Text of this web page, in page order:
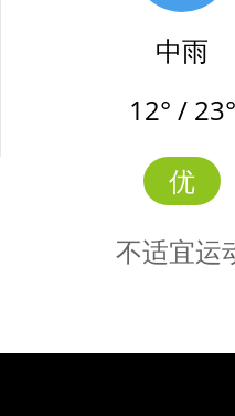
中雨
12° / 23°
优
不适宜运